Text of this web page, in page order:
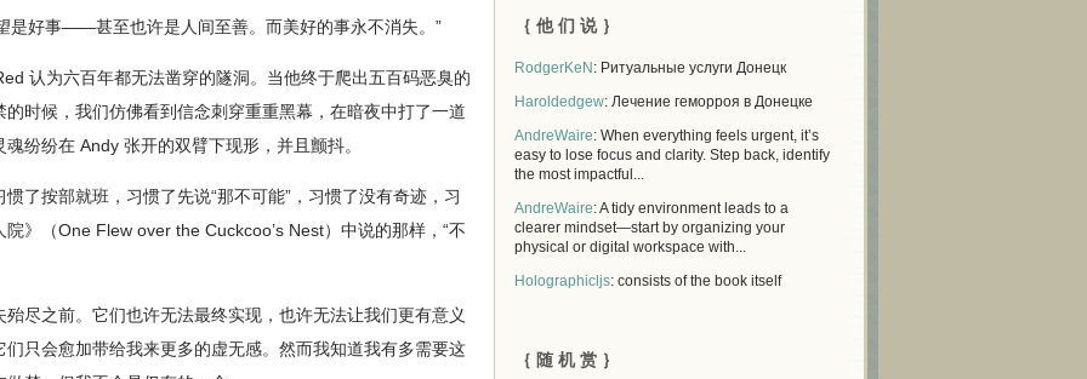
好事——甚至也许是人间至善。而美好的事永不消失。”
为六百年都无法凿穿的隧洞。当他终于爬出五百码恶臭的
时候，我们仿佛看到信念刺穿重重黑幕，在暗夜中打了一道
纷纷在 Andy 张开的双臂下现形，并且颤抖。
按部就班，习惯了先说“那不可能”，习惯了没有奇迹，习
》（One Flew over the Cuckcoo’s Nest）中说的那样，“不
之前。它们也许无法最终实现，也许无法让我们更有意义
只会愈加带给我来更多的虚无感。然而我知道我有多需要这
｛ 他 们 说 ｝
RodgerKeN : Ритуальные услуги Донецк
Haroldedgew: Лечение геморроя в Донецке
AndreWaire: When everything feels urgent, it’s
easy to lose focus and clarity. Step back, identify
the most impactful...
AndreWaire: A tidy environment leads to a
clearer mindset—start by organizing your
physical or digital workspace with...
Holographicljs: consists of the book itself
｛ 随 机 赏 ｝